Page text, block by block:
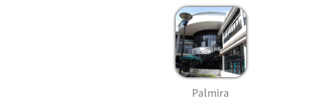
Palmira